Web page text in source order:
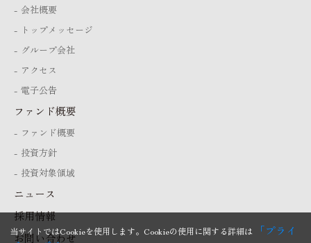
当サイトではCookieを使用します。Cookieの使用に関する詳細は
「プライ
会社概要
トップメッセージ
グループ会社
アクセス
電子公告
ファンド概要
ファンド概要
投資方針
投資対象領域
ニュース
採用情報
お問い合わせ